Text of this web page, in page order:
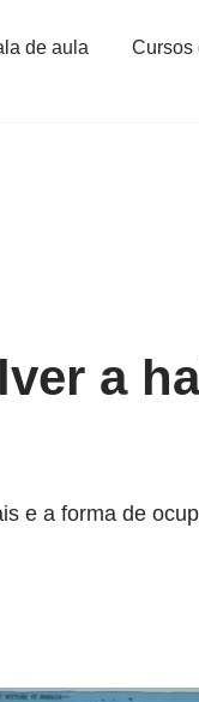
de aula
a
e a forma de